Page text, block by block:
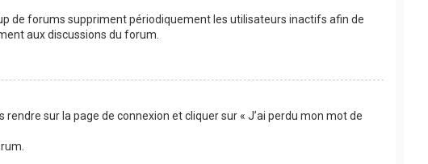
de forums suppriment périodiquement les utilisateurs inactifs afin de
aux discussions du forum.
sur la page de connexion et cliquer sur « J’ai perdu mon mot de